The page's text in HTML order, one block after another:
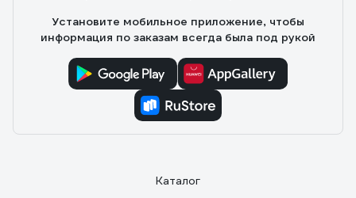
Установите мобильное приложение, чтобы
информация по заказам всегда была под рукой
Каталог